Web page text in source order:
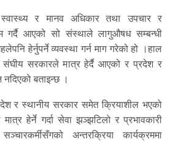
स्वास्थ्य र मानव अधिकार तथा उपचार र
गर्दै आएको सो संस्थाले लागुऔषध सम्बन्धी
हेर्नुपर्ने व्यवस्था गर्न माग गरेको हो ।हाल
सरकारले मात्र हेर्दै आएको र प्रदेश र
बताइन्छ ।
र स्थानीय सरकार समेत क्रियाशील भएको
हेर्ने गर्दा सेवा झञ्झटिलो र प्रभावकारी
अन्तरक्रिया कार्यक्रममा